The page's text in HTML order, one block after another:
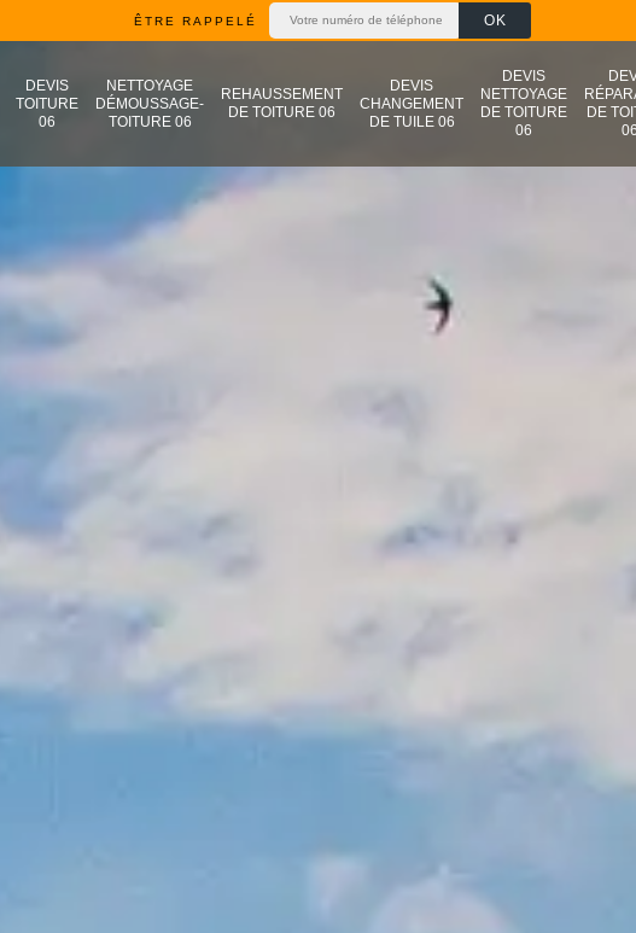
ÊTRE RAPPELÉ
DEVIS
TOITURE
06
NETTOYAGE
DÉMOUSSAGE-
TOITURE 06
REHAUSSEMENT
DE TOITURE 06
DEVIS
CHANGEMENT
DE TUILE 06
DEVIS
NETTOYAGE
DE TOITURE
06
DE